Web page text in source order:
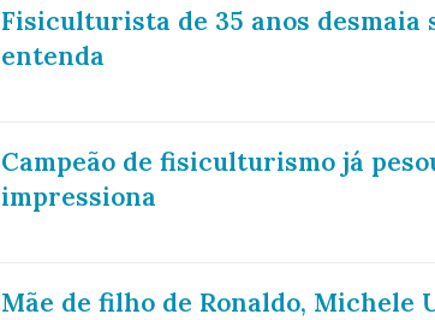
Fisiculturista de 35 anos desmaia
entenda
Campeão de fisiculturismo já
impressiona
Mãe de filho de Ronaldo, Michele